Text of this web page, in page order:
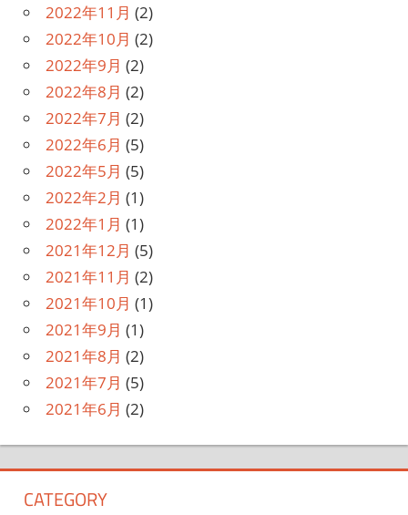
2022年11月 (2)
2022年10月 (2)
2022年9月 (2)
2022年8月 (2)
2022年7月 (2)
2022年6月 (5)
2022年5月 (5)
2022年2月 (1)
2022年1月 (1)
2021年12月 (5)
2021年11月 (2)
2021年10月 (1)
2021年9月 (1)
2021年8月 (2)
2021年7月 (5)
2021年6月 (2)
CATEGORY